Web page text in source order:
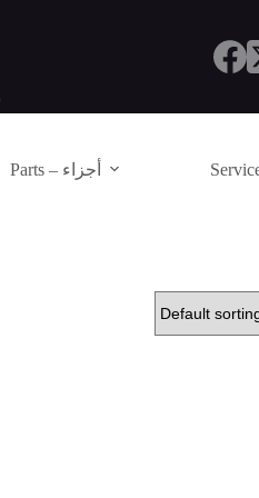
Parts – أجزاء